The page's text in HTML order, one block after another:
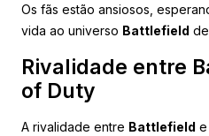
Os fãs estão ansiosos,
vida ao universo Battlefield
Rivalidade entre
of Duty
A rivalidade entre Battlefield e